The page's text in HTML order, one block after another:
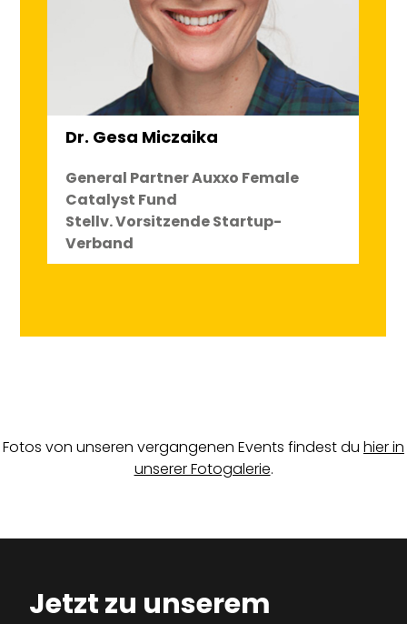
Dr. Gesa Miczaika
General Partner Auxxo Female
Catalyst Fund
Stellv. Vorsitzende Startup-
Verband
Fotos von unseren vergangenen Events findest du hier in
unserer Fotogalerie.
Jetzt zu unserem